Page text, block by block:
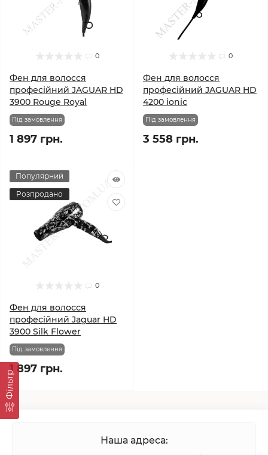
Фільтр
0
Фен для волосся
професійний JAGUAR HD
3900 Rouge Royal
Під замовлення
1 897 грн.
0
Фен для волосся
професійний JAGUAR HD
4200 ionic
Під замовлення
3 558 грн.
Популярний
Розпродано
0
Фен для волосся
професійний Jaguar HD
3900 Silk Flower
Під замовлення
1 897 грн.
Наша адреса: